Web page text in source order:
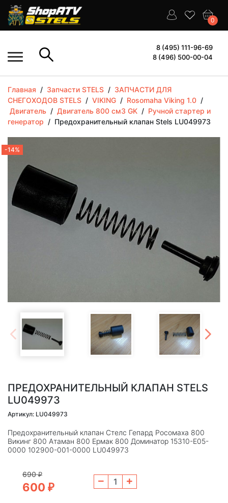
0
8 (495) 111-96-69
8 (496) 500-00-04
Главная / Запчасти STELS / ЗАПЧАСТИ ДЛЯ
СНЕГОХОДОВ STELS / VIKING / Rosomaha Viking 1.0 /
Двигатель / Двигатель 800 см3 GK / Ручной стартер и
генератор / Предохранительный клапан Stels LU049973
-14%
ПРЕДОХРАНИТЕЛЬНЫЙ КЛАПАН STELS
LU049973
Артикул: LU049973
Предохранительный клапан Стелс Гепард Росомаха 800
Викинг 800 Атаман 800 Ермак 800 Доминатор 15310-E05-
0000 102900-001-0000 LU049973
690₽
600 ₽